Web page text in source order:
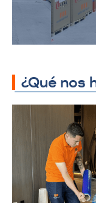
¿Qué nos